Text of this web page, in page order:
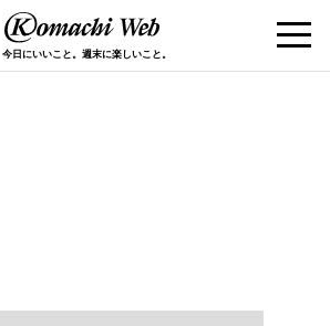
今日にいいこと。週末に楽しいこと。